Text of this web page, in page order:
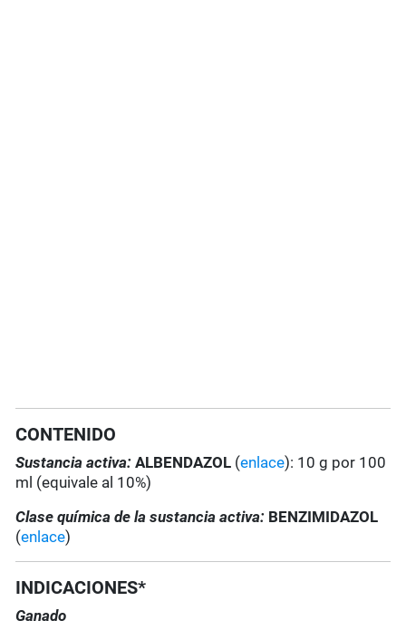
CONTENIDO
Sustancia activa: ALBENDAZOL (enlace): 10 g por 100
ml (equivale al 10%)
Clase química de la sustancia activa: BENZIMIDAZOL
(enlace)
INDICACIONES*
Ganado